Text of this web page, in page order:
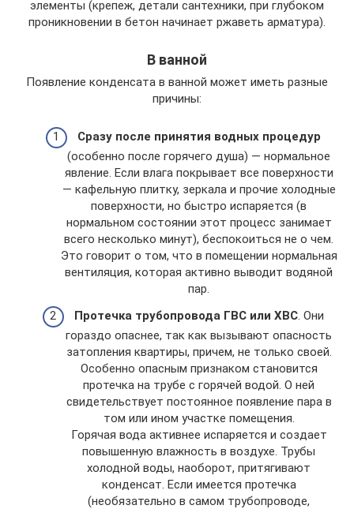
элементы (крепеж, детали сантехники, при глубоком
проникновении в бетон начинает ржаветь арматура).
В ванной
Появление конденсата в ванной может иметь разные
причины:
Сразу после принятия водных процедур
(особенно после горячего душа) — нормальное
явление. Если влага покрывает все поверхности
— кафельную плитку, зеркала и прочие холодные
поверхности, но быстро испаряется (в
нормальном состоянии этот процесс занимает
всего несколько минут), беспокоиться не о чем.
Это говорит о том, что в помещении нормальная
вентиляция, которая активно выводит водяной
пар.
Протечка трубопровода ГВС или ХВС. Они
гораздо опаснее, так как вызывают опасность
затопления квартиры, причем, не только своей.
Особенно опасным признаком становится
протечка на трубе с горячей водой. О ней
свидетельствует постоянное появление пара в
том или ином участке помещения.
Горячая вода активнее испаряется и создает
повышенную влажность в воздухе. Трубы
холодной воды, наоборот, притягивают
конденсат. Если имеется протечка
(необязательно в самом трубопроводе,